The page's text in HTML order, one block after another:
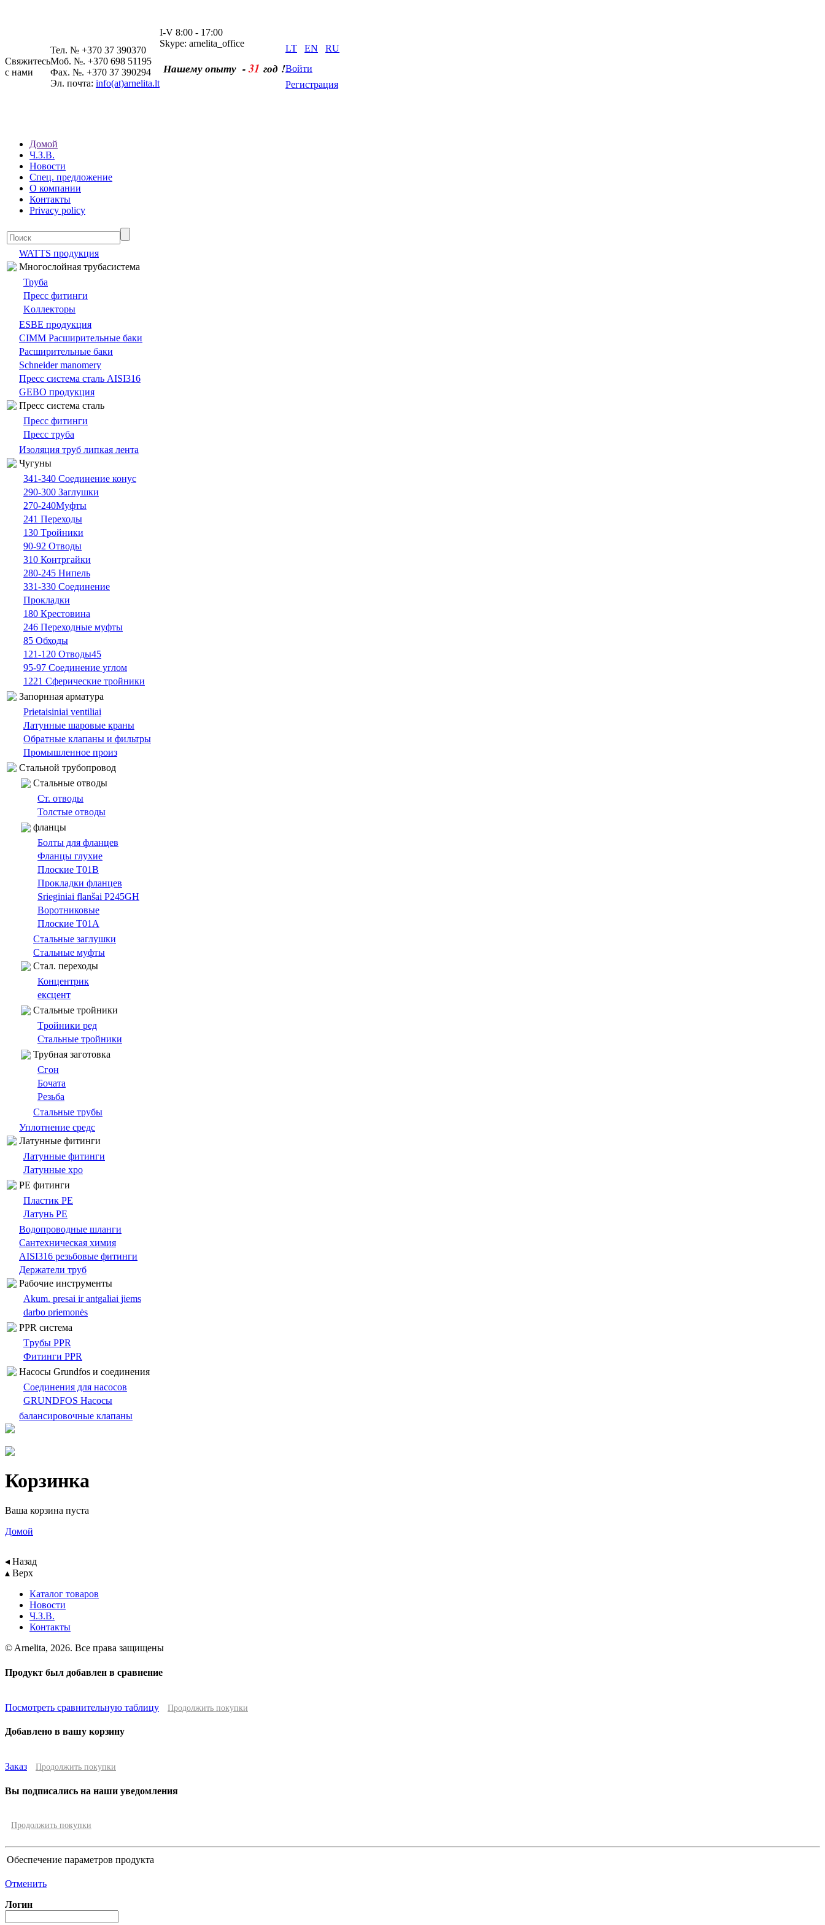
Свяжитесь
с нами
Тел. № +370 37 390370
Моб. №. +370 698 51195
Фах. №. +370 37 390294
Эл. почта: info(at)arnelita.lt
I-V 8:00 - 17:00
Skype: arnelita_office
Нашему опыту -31 год !
LT EN
RU
Войти
Регистрация
Домой
Ч.З.В.
Новости
Спец. предложение
О компании
Контакты
Privacy policy
WATTS продукция
Многослойная трубасистема
Труба
Пресс фитинги
Kоллекторы
ESBE продукция
CIMM Расширительные баки
Расширительные баки
Schneider manomery
Пресс система сталь AISI316
GEBO продукция
Пресс система сталь
Пресс фитинги
Пресс труба
Изоляция труб липкая лента
Чугуны
341-340 Cоединение конус
290-300 Заглушки
270-240Муфты
241 Переходы
130 Tройники
90-92 Отводы
310 Контргайки
280-245 Нипель
331-330 Cоединение
Прокладки
180 Крестовина
246 Переходные муфты
85 Oбходы
121-120 Отводы45
95-97 Cоединение углом
1221 Сферические тройники
Запорнная арматура
Prietaisiniai ventiliai
Латунные шаровые краны
Обратные клапаны и фильтры
Промышленное произ
Cтальной трубопровод
Cтальные oтводы
Ст. отводы
Толстые oтводы
фланцы
Болты для фланцев
Фланцы глухие
Плоские T01B
Прокладки фланцев
Srieginiai flanšai P245GH
Bоротниковыe
Плоские T01A
Cтальные заглушки
Стальные муфты
Cтал. переходы
Концентрик
ексцент
Стальные тройники
Tройники ред
Стальные тройники
Трубная заготовка
Сгон
Бочата
Резьбa
Стальные трубы
Уплотнение средс
Латунные фитинги
Латунные фитинги
Латунные хро
PE фитинги
Пластик PE
Латунь PE
Bодопроводныe шланги
Сантехническая химия
AISI316 резьбовые фитинги
Держатели труб
Pабочие инструменты
Akum. presai ir antgaliai jiems
darbo priemonės
PPR система
Tрубы PPR
Фитинги PPR
Насосы Grundfos и соединения
Cоединения для насосов
GRUNDFOS Насосы
балансировочныe клапаны
Корзинка
Ваша корзина пуста
Домой
◂ Назад
▴ Верх
Каталог товаров
Новости
Ч.З.В.
Контакты
© Arnelita, 2026. Все права защищены
Продукт был добавлен в сравнение
Посмотреть сравнительную таблицу Продолжить покупки
Добавлено в вашу корзину
Заказ Продолжить покупки
Вы подписались на наши уведомления
Продолжить покупки
Обеспечение параметров продукта
Отменить
Логин